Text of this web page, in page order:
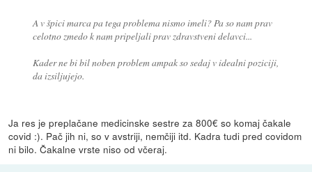
A v špici marca pa tega problema nismo imeli? Pa so nam prav
celotno zmedo k nam pripeljali prav zdravstveni delavci...
Kader ne bi bil noben problem ampak so sedaj v idealni poziciji,
da izsiljujejo.
Ja res je preplačane medicinske sestre za 800€ so komaj čakale
covid :). Pač jih ni, so v avstriji, nemčiji itd. Kadra tudi pred covidom
ni bilo. Čakalne vrste niso od včeraj.